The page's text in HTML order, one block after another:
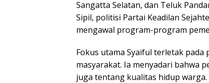
Sangatta Selatan, dan Teluk
Sipil, politisi Partai Keadilan
mengawal program-program
Fokus utama Syaiful terletak
masyarakat. Ia menyadari bahwa
juga tentang kualitas hidup